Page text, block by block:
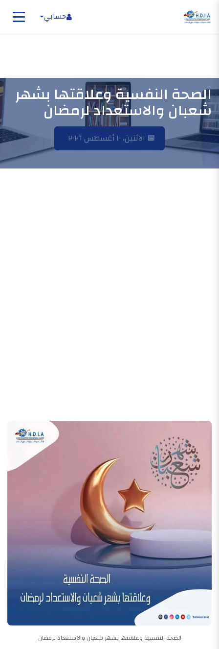
حسابي
الصحة النفسية وعلاقتها بشهر
شعبان والاستعداد لرمضان
📅 الاثنين، ١٠ أغسطس ٢٠٢٦ الرئيسية الصحة النفسية وعلاقتها بشهر شعبان والاستعداد لرمضان
الصحة النفسية وعلاقتها بشهر شعبان والاستعداد لرمضان